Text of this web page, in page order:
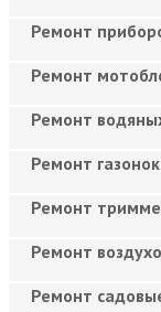
Ремонт
Ремонт
Ремонт
Ремонт
Ремонт
Ремонт
Ремонт